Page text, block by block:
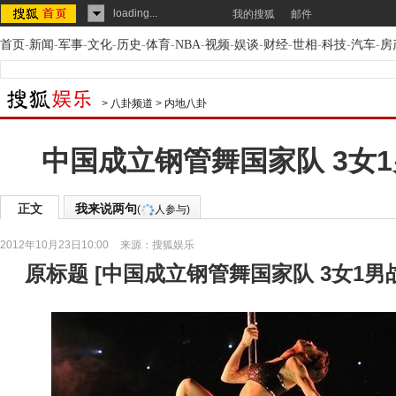
loading... 我的搜狐 邮件
首页-新闻-军事-文化-历史-体育-NBA-视频-娱谈-财经-世相-科技-汽车-房
> 八卦频道 > 内地八卦
中国成立钢管舞国家队 3女
正文 我来说两句( 人参与)
2012年10月23日10:00 来源： 搜狐娱乐
原标题 [中国成立钢管舞国家队 3女1男